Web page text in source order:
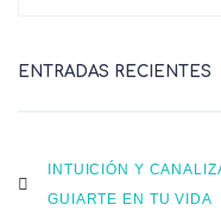
ENTRADAS RECIENTES
INTUICIÓN Y
GUIARTE EN TU VIDA